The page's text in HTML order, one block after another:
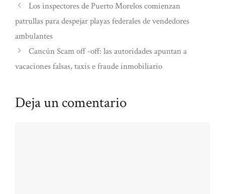
Los inspectores de Puerto Morelos comienzan
patrullas para despejar playas federales de vendedores
ambulantes
Cancún Scam off -off: las autoridades apuntan a
vacaciones falsas, taxis e fraude inmobiliario
Deja un comentario